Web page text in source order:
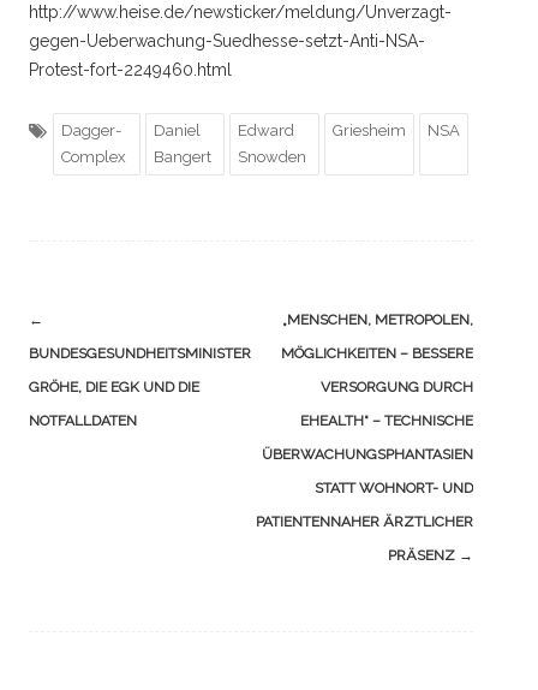
http://www.heise.de/newsticker/meldung/Unverzagt-
gegen-Ueberwachung-Suedhesse-setzt-Anti-NSA-
Protest-fort-2249460.html
Dagger-
Complex
Daniel
Bangert
Edward
Snowden
Griesheim NSA
Navigation
(Beiträge)
←
BUNDESGESUNDHEITSMINISTER
GRÖHE, DIE EGK UND DIE
NOTFALLDATEN
„MENSCHEN, METROPOLEN,
MÖGLICHKEITEN – BESSERE
VERSORGUNG DURCH
EHEALTH“ – TECHNISCHE
ÜBERWACHUNGSPHANTASIEN
STATT WOHNORT- UND
PATIENTENNAHER ÄRZTLICHER
PRÄSENZ →